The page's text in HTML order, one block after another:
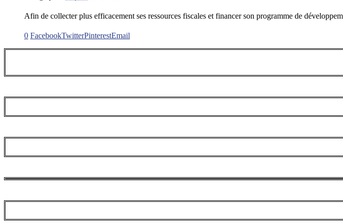
Afin de collecter plus efficacement ses ressources fiscales et financer son programme de
0 FacebookTwitterPinterestEmail